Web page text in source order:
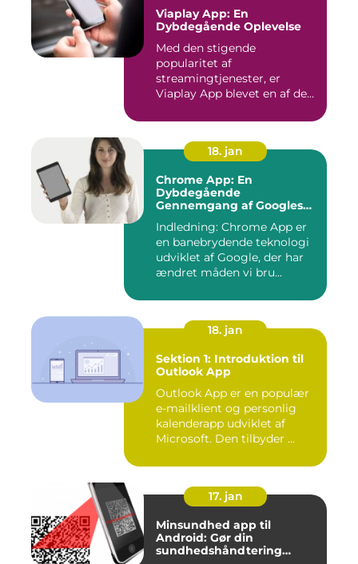
Viaplay App: En
Dybdegående Oplevelse
Med den stigende
popularitet af
streamingtjenester, er
Viaplay App blevet en af de
18. jan
Chrome App: En
Dybdegående
Gennemgang af Googles
applikationer
Indledning: Chrome App er
en banebrydende teknologi
udviklet af Google, der har
ændret måden vi bru...
18. jan
Sektion 1: Introduktion til
Outlook App
Outlook App er en populær
e-mailklient og personlig
kalenderapp udviklet af
Microsoft. Den tilbyder ...
17. jan
Minsundhed app til
Android: Gør din
sundhedshåndtering